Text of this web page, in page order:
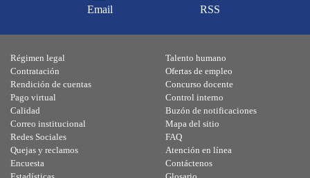
Email RSS
Régimen legal
Contratación
Rendición de cuentas
Pago virtual
Calidad
Talento humano
Ofertas de empleo
Concurso docente
Control interno
Buzón de notificaciones
Correo institucional
Redes Sociales
Quejas y reclamos
Encuesta
Mapa del sitio
FAQ
Atención en línea
Contáctenos